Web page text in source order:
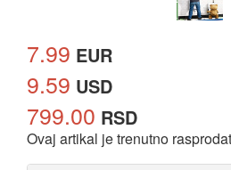
7.99 EUR
9.59 USD
799.00 RSD
Ovaj artikal je trenutno rasprodat